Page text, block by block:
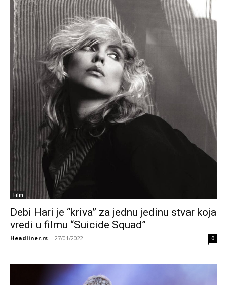
Film
Debi Hari je “kriva” za jednu jedinu stvar koja
vredi u filmu “Suicide Squad”
Headliner.rs - 27/01/2022 0